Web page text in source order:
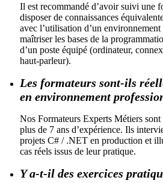
Il est recommandé d’avoir suivi une
disposer de connaissances
avec l’utilisation d’un
maîtriser les bases de la
d’un poste équipé (ordinateur,
haut-parleur).
Les formateurs sont-ils
en environnement
Nos Formateurs Experts Métiers
plus de 7 ans d’expérience. Ils
projets C# / .NET en production et
cas réels issus de leur pratique.
Y a-t-il des exercices